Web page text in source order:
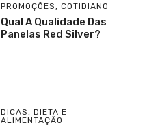
PROMOÇÕES, COTIDIANO
Qual A Qualidade Das
Panelas Red Silver?
DICAS, DIETA E
ALIMENTAÇÃO